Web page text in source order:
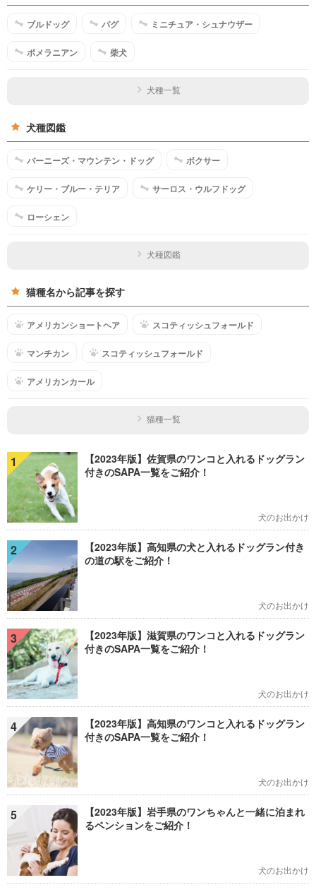
ブルドッグ パグ ミニチュア・シュナウザー
ポメラニアン 柴犬
犬種一覧
犬種図鑑
バーニーズ・マウンテン・ドッグ ボクサー
ケリー・ブルー・テリア サーロス・ウルフドッグ
ローシェン
犬種図鑑
猫種名から記事を探す
アメリカンショートヘア スコティッシュフォールド
マンチカン スコティッシュフォールド
アメリカンカール
猫種一覧
1
【2023年版】佐賀県のワンコと入れるドッグラン
付きのSAPA一覧をご紹介！
犬のお出かけ
2
【2023年版】高知県の犬と入れるドッグラン付き
の道の駅をご紹介！
犬のお出かけ
3
【2023年版】滋賀県のワンコと入れるドッグラン
付きのSAPA一覧をご紹介！
犬のお出かけ
4
【2023年版】高知県のワンコと入れるドッグラン
付きのSAPA一覧をご紹介！
犬のお出かけ
5
【2023年版】岩手県のワンちゃんと一緒に泊まれ
るペンションをご紹介！
犬のお出かけ